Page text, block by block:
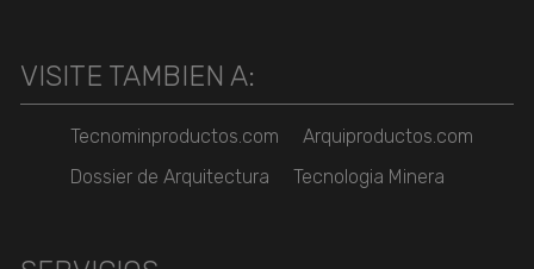
VISITE TAMBIEN A:
Tecnominproductos.com
Arquiproductos.com
Dossier de Arquitectura
Tecnologia Minera